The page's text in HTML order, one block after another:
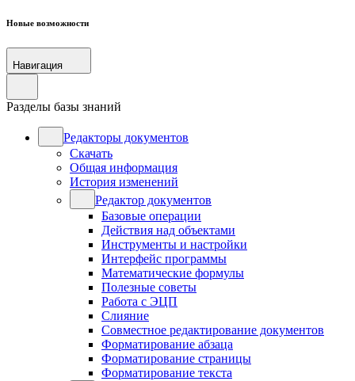
Новые возможности
Навигация
Разделы базы знаний
Редакторы документов
Скачать
Общая информация
История изменений
Редактор документов
Базовые операции
Действия над объектами
Инструменты и настройки
Интерфейс программы
Математические формулы
Полезные советы
Работа с ЭЦП
Слияние
Совместное редактирование документов
Форматирование абзаца
Форматирование страницы
Форматирование текста